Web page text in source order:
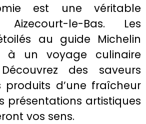
est une véritable
le-Bas. Les
au guide Michelin
à un voyage culinaire
Découvrez des saveurs
produits d’une fraîcheur
présentations artistiques
vos sens.